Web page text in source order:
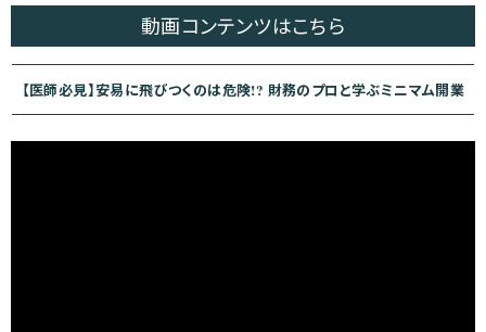
ビ
ゲ
ー
動画コンテンツはこちら
【医師必見】安易に飛びつくのは危険!? 財務のプロと学ぶミニマム開業